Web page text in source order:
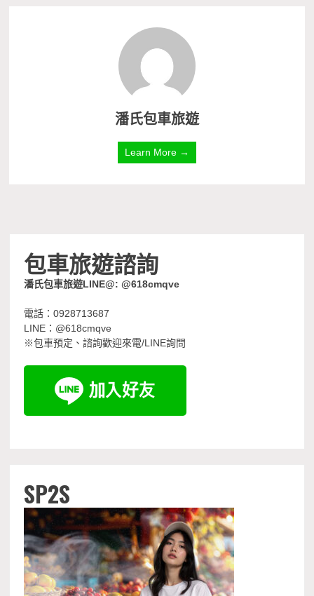
潘氏包車旅遊
Learn More →
包車旅遊諮詢
潘氏包車旅遊LINE@: @618cmqve
電話：0928713687
LINE：@618cmqve
※包車預定、諮詢歡迎來電/LINE詢問
SP2S